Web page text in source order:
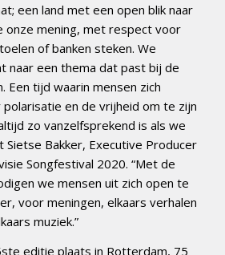
een land met een open blik naar
onze mening, met respect voor
of banken steken. We
naar een thema dat past bij de
Een tijd waarin mensen zich
en de vrijheid om te zijn
zo vanzelfsprekend is als we
Sietse Bakker, Executive Producer
Songfestival 2020. “Met de
we mensen uit zich open te
voor meningen, elkaars verhalen
muziek.”
editie plaats in Rotterdam, 75